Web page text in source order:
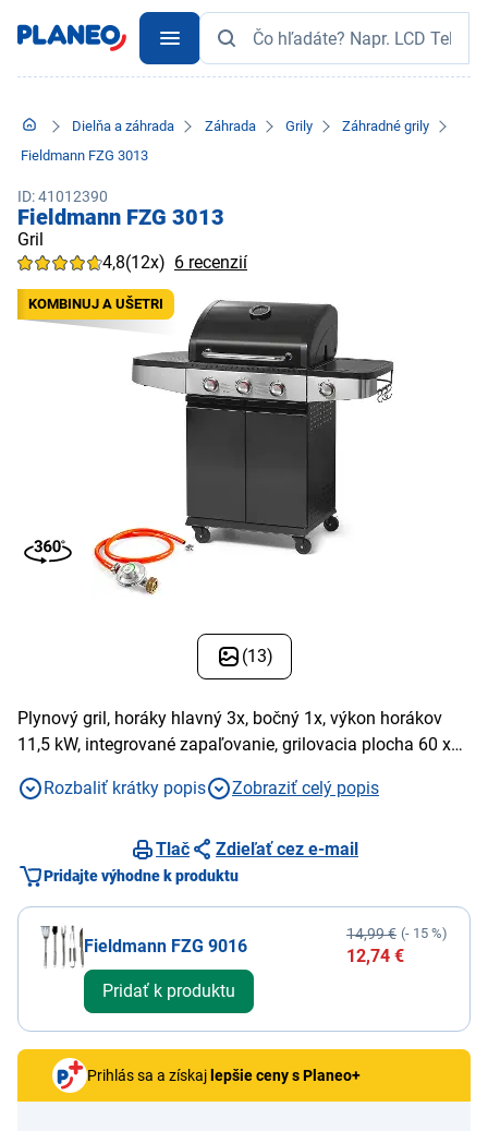
Dielňa a záhrada Záhrada Grily
Záhradné grily
Fieldmann FZG 3013
ID: 41012390
Fieldmann FZG 3013
Gril
4,8(12x) 6 recenzií
KOMBINUJ A UŠETRI
(13)
Plynový gril, horáky hlavný 3x, bočný 1x, výkon horákov
11,5 kW, integrované zapaľovanie, grilovacia plocha 60 x
Rozbaliť krátky popis
Zobraziť celý popis
Tlač Zdieľať cez e-mail
Pridajte výhodne k produktu
Fieldmann FZG 9016
14,99 € (- 15 %)
12,74 €
Pridať k produktu
Prihlás sa a získaj lepšie ceny s Planeo+